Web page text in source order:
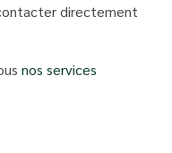
directement
nos services